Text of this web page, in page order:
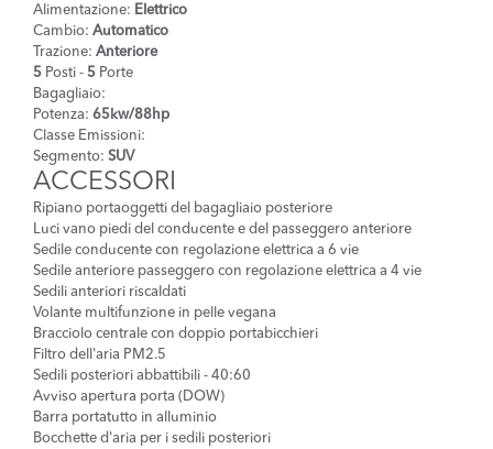
Alimentazione: Elettrico
Cambio: Automatico
Trazione: Anteriore
5 Posti - 5 Porte
Bagagliaio:
Potenza: 65kw/88hp
Classe Emissioni:
Segmento: SUV
ACCESSORI
Ripiano portaoggetti del bagagliaio posteriore
Luci vano piedi del conducente e del passeggero anteriore
Sedile conducente con regolazione elettrica a 6 vie
Sedile anteriore passeggero con regolazione elettrica a 4 vie
Sedili anteriori riscaldati
Volante multifunzione in pelle vegana
Bracciolo centrale con doppio portabicchieri
Filtro dell'aria PM2.5
Sedili posteriori abbattibili - 40:60
Avviso apertura porta (DOW)
Barra portatutto in alluminio
Bocchette d'aria per i sedili posteriori